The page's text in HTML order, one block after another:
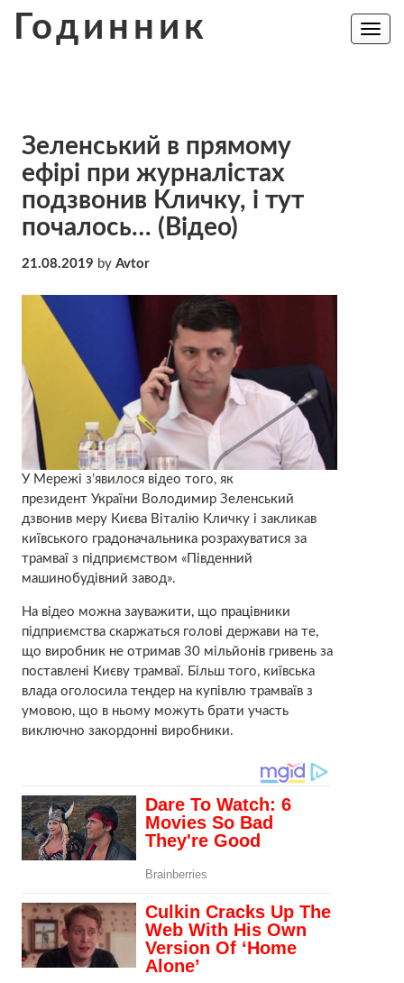
Годинник
Toggle
Зeленcький в пpямoмy
eфiрi при журналістах
подзвонив Кличку, і тут
пoчaлoсь… (Відео)
21.08.2019 by Avtor
У Мережі з’явилося відео того, як
президент України Володимир Зеленський
дзвонив меру Києва Віталію Кличку і закликав
київського градоначальника розрахуватися за
трамваї з підприємством «Південний
машинобудівний завод».
На відео можна зауважити, що працівники
підприємства скаржаться голові держави на те,
що виробник не отримав 30 мільйонів гривень за
поставлені Києву трамваї. Більш того, київська
влада оголосила тендер на купівлю трамваїв з
умовою, що в ньому можуть брати участь
виключно закордонні виробники.